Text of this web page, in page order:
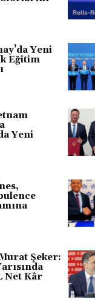
Yeni
Eğitim
Yeni
Şeker:
Net Kâr